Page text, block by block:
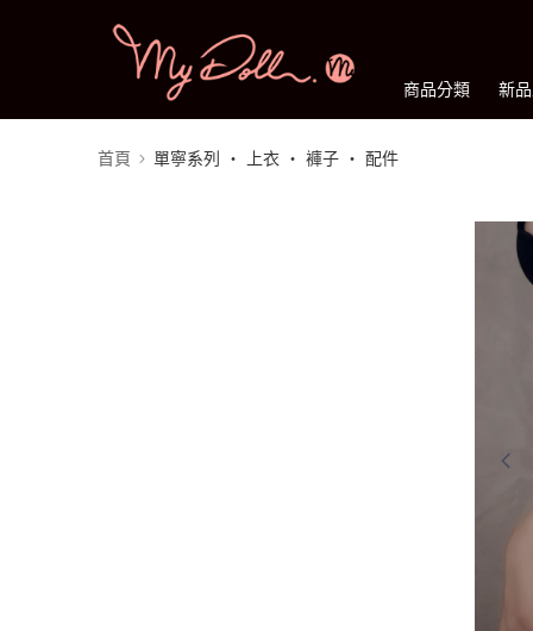
商品分類 新
首頁 單寧系列 ‧ 上衣 ‧ 褲子 ‧ 配件